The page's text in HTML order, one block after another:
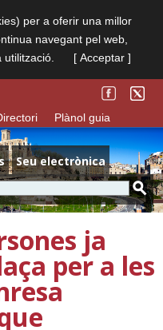
per a oferir una millor
navegant pel web,
[ Acceptar ]
Plànol guia
Seu electrònica
ja
per a les